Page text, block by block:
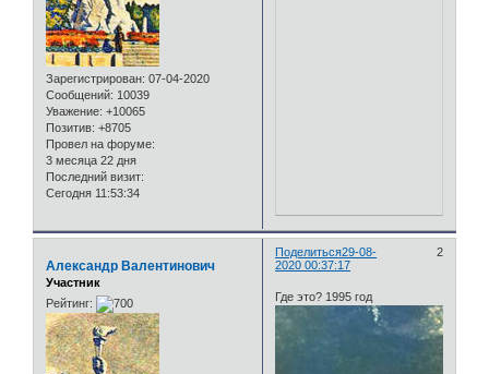
Зарегистрирован: 07-04-2020
Сообщений: 10039
Уважение: +10065
Позитив: +8705
Провел на форуме:
3 месяца 22 дня
Последний визит:
Сегодня 11:53:34
Поделиться 2
29-08-
2020 00:37:17
Александр Валентинович
Участник
Рейтинг:
Где это? 1995 год